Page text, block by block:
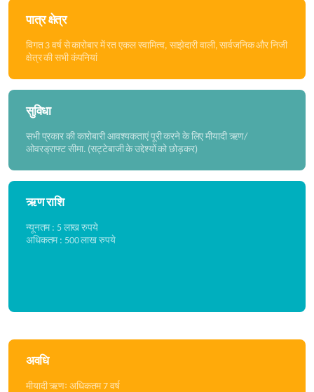
पात्र क्षेत्र
विगत 3 वर्ष से कारोबार में रत एकल स्वामित्व, साझेदारी वाली, सार्वजनिक और निजी
क्षेत्र की सभी कंपनियां
सुविधा
सभी प्रकार की कारोबारी आवश्यकताएं पूरी करने के लिए मीयादी ऋण/
ओवरड्राफ्ट सीमा. (सट्टेबाजी के उद्देश्यों को छोड़कर)
ऋण राशि
न्यूनतम : 5 लाख रुपये
अधिकतम : 500 लाख रुपये
अवधि
मीयादी ऋणः अधिकतम 7 वर्ष